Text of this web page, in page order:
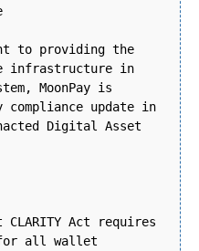
to providing the
infrastructure in
MoonPay is
compliance update in
Digital Asset
Act requires
all wallet